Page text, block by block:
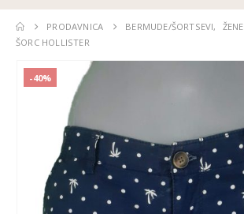
PRODAVNICA BERMUDE/ŠORTSEVI,
ŽENE
ŠORC HOLLISTER
-40%